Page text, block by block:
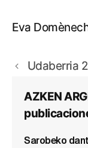
Eva
Udaberria
AZKEN
Sarobeko